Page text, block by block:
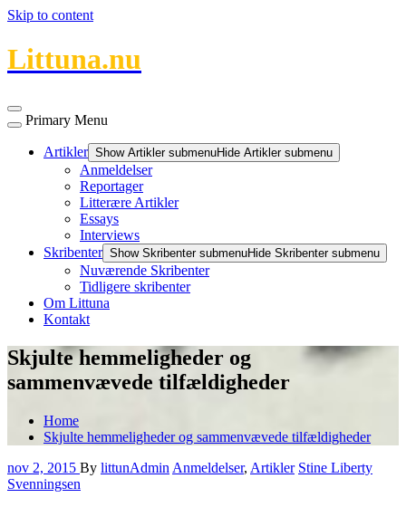
Skip to content
Littuna.nu
Primary Menu
Artikler Show Artikler submenuHide Artikler submenu
Anmeldelser
Reportager
Litterære Artikler
Essays
Interviews
Skribenter Show Skribenter submenuHide Skribenter submenu
Nuværende Skribenter
Tidligere skribenter
Om Littuna
Kontakt
Skjulte hemmeligheder og
sammenvævede tilfældigheder
Home
Skjulte hemmeligheder og sammenvævede tilfældigheder
nov 2, 2015 By littunAdmin Anmeldelser, Artikler Stine Liberty
Svenningsen